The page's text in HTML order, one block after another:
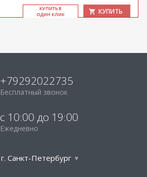
КУ­ПИТЬ В
ОДИН КЛИК
КУПИТЬ
+79292022735
Бесплатный звонок
с 10:00 до 19:00
Ежедневно
г. Санкт-Петербург